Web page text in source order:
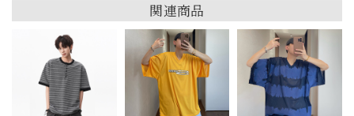
関連商品